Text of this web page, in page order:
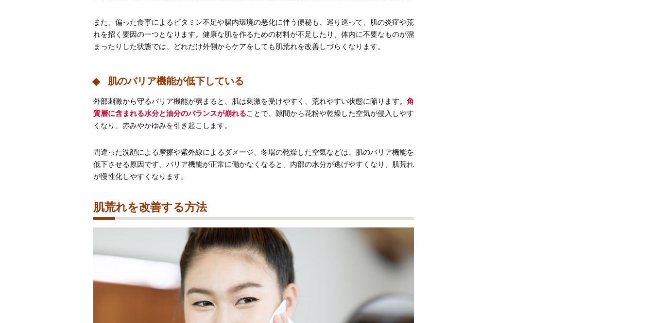
また、偏った食事によるビタミン不足や腸内環境の悪化に伴う便秘も、巡り巡って、肌の炎症や荒
れを招く要因の一つとなります。健康な肌を作るための材料が不足したり、体内に不要なものが溜
まったりした状態では、どれだけ外側からケアをしても肌荒れを改善しづらくなります。
肌のバリア機能が低下している
外部刺激から守るバリア機能が弱まると、肌は刺激を受けやすく、荒れやすい状態に陥ります。 角
質層に含まれる水分と油分のバランスが崩れることで、隙間から花粉や乾燥した空気が侵入しやす
くなり、赤みやかゆみを引き起こします。
間違った洗顔による摩擦や紫外線によるダメージ、冬場の乾燥した空気などは、肌のバリア機能を
低下させる原因です。バリア機能が正常に働かなくなると、内部の水分が逃げやすくなり、肌荒れ
が慢性化しやすくなります。
肌荒れを改善する方法